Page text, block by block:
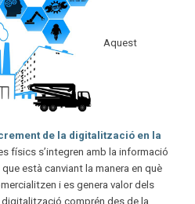
Aquest
de la digitalització en la
físics s’integren amb la informació
està canviant la manera en què
i es genera valor dels
comprén des de la